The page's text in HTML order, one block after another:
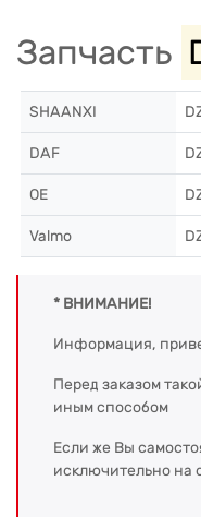
Запчасть
SHAANXI
DAF
OE
Valmo
* ВНИМАНИЕ!
Информация,
Перед заказом
иным способом
Если же Вы
исключительно на